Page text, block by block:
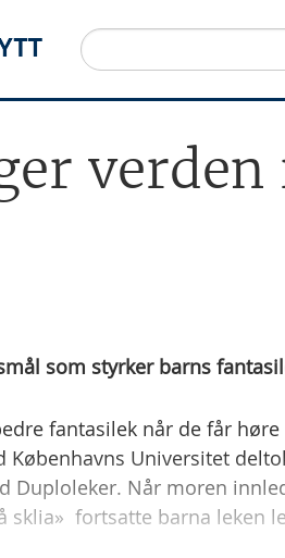
som styrker barns
fantasilek når de får
Københavns Universitet
Duploleker. Når moren
 fortsatte barna leken